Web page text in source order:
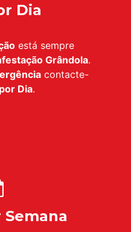
Dia
está sempre
Grândola.
contacte-
Dia.
Semana